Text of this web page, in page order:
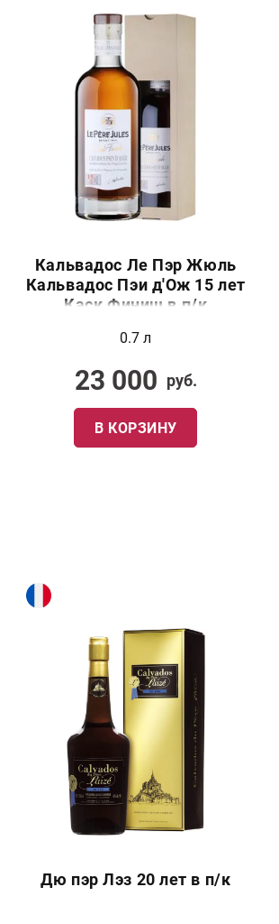
Кальвадос Ле Пэр Жюль
Кальвадос Пэи д'Ож 15 лет
Каск Финиш в п/к
0.7 л
23 000 руб.
В КОРЗИНУ
Дю пэр Лэз 20 лет в п/к